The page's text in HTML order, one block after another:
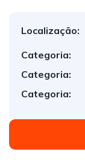
Localização:
Categoria:
Categoria:
Categoria: